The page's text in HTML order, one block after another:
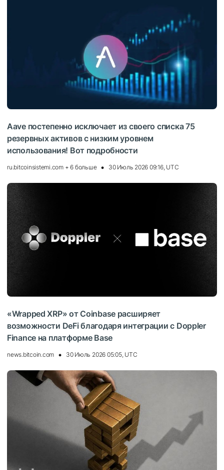
Aave постепенно исключает из своего списка 75
резервных активов с низким уровнем
использования! Вот подробности
ru.bitcoinsistemi.com + 6 больше 30 Июль 2026 09:16, UTC
«Wrapped XRP» от Coinbase расширяет
возможности DeFi благодаря интеграции с Doppler
Finance на платформе Base
news.bitcoin.com 30 Июль 2026 05:05, UTC